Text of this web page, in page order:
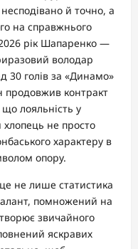
й точно, а
на справжнього
рік Шапаренко —
володар
30 голів за «Динамо»
продовжив контракт
лояльність у
хлопець не просто
характеру в
опору.
не лише статистика
помножений на
звичайного
яскравих